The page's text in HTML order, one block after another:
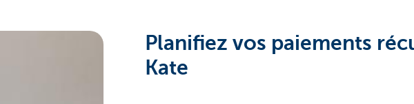
Planifiez vos paiements
Kate